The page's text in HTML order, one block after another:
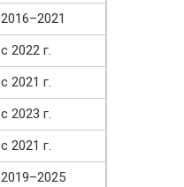
2016–2021
с 2022 г.
с 2021 г.
с 2023 г.
с 2021 г.
2019–2025